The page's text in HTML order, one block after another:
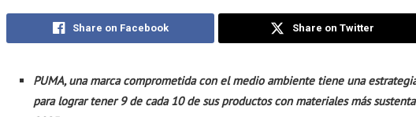
Share on Facebook Share on Twitter
PUMA, una marca comprometida con el medio ambiente tiene una
para lograr tener 9 de cada 10 de sus productos con materiales más